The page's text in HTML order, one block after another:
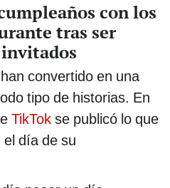
con los
tras ser
convertido en una
tipo de historias. En
TikTok se publicó lo que
el día de su